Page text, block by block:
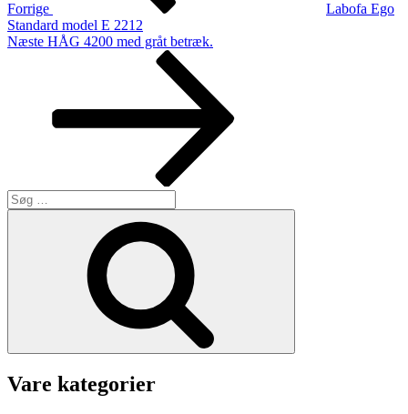
Forrige
Labofa Ego
Standard model E 2212
Næste
Næste HÅG 4200 med gråt betræk.
Søg
efter:
Vare kategorier